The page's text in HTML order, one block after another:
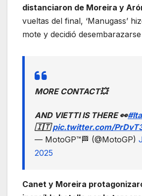
distanciaron de Moreira y
vueltas del final, ‘Manugass’
mote y decidió
MORE CONTACT💥
AND VIETTI IS THERE 👀
🇮🇹pic.twitter.com/
— MotoGP™🏁 (@MotoGP)
2025
Canet y Moreira